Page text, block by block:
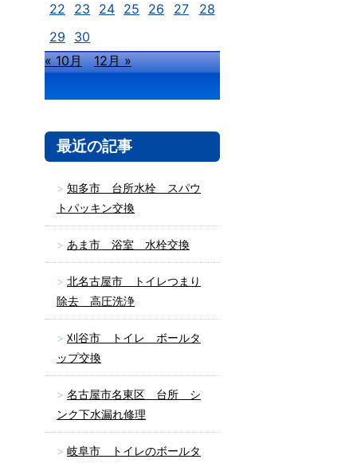
22
23 24 25 26 27
28
29
30
« 10月
12月 »
最近の記事
知多市 台所水栓 スパウ
トパッキン交換
あま市 浴室 水栓交換
北名古屋市 トイレつまり
除去 高圧洗浄
刈谷市 トイレ ボールタ
ップ交換
名古屋市名東区 台所 シ
ンク下水漏れ修理
岐阜市 トイレのボールタ